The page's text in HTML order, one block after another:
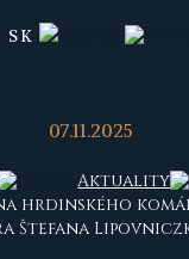
SK
07.11.2025
Aktuality
hrdinského
Štefana